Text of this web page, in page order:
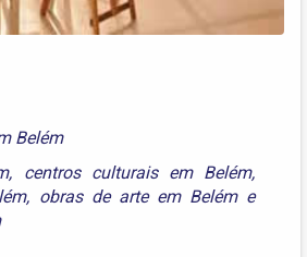
Belém
, centros culturais em Belém,
, obras de arte em Beléme